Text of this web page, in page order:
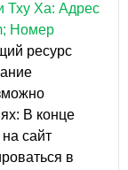
Тху Ха: Адрес
Номер
ресурс
В конце
сайт
в